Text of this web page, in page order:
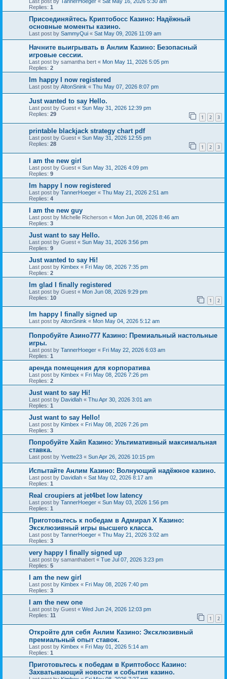
Last post by TannerHoeger « Sat May 16, 2026 5:30 am
Replies: 1
Присоединяйтесь Криптобосс Казино: Надёжный
основные моменты казино.
Last post by SammyQui « Sat May 09, 2026 11:09 am
Начните выигрывать в Анлим Казино: Безопасный
игровые сессии.
Last post by samantha bert « Mon May 11, 2026 5:05 pm
Replies: 2
Im happy I now registered
Last post by AltonSnink « Thu May 07, 2026 8:07 pm
Just wanted to say Hello.
Last post by Guest « Sun May 31, 2026 12:39 pm
Replies: 29 1 2 3
printable blackjack strategy chart pdf
Last post by Guest « Sun May 31, 2026 12:55 pm
Replies: 28 1 2 3
I am the new girl
Last post by Guest « Sun May 31, 2026 4:09 pm
Replies: 9
Im happy I now registered
Last post by TannerHoeger « Thu May 21, 2026 2:51 am
Replies: 4
I am the new guy
Last post by Michelle Richerson « Mon Jun 08, 2026 8:46 am
Replies: 3
Just want to say Hello.
Last post by Guest « Sun May 31, 2026 3:56 pm
Replies: 9
Just wanted to say Hi!
Last post by Kimbex « Fri May 08, 2026 7:35 pm
Replies: 2
Im glad I finally registered
Last post by Guest « Mon Jun 08, 2026 9:29 pm
Replies: 10 1 2
Im happy I finally signed up
Last post by AltonSnink « Mon May 04, 2026 5:12 am
Попробуйте Азино777 Казино: Премиальный настольные
игры.
Last post by TannerHoeger « Fri May 22, 2026 6:03 am
Replies: 1
аренда помещения для корпоратива
Last post by Kimbex « Fri May 08, 2026 7:26 pm
Replies: 2
Just want to say Hi!
Last post by Davidlah « Thu Apr 30, 2026 3:01 am
Replies: 1
Just want to say Hello!
Last post by Kimbex « Fri May 08, 2026 7:26 pm
Replies: 3
Попробуйте Хайп Казино: Ультимативный максимальная
ставка.
Last post by Yvette23 « Sun Apr 26, 2026 10:15 pm
Испытайте Анлим Казино: Волнующий надёжное казино.
Last post by Davidlah « Sat May 02, 2026 8:17 am
Replies: 1
Real croupiers at jet4bet low latency
Last post by TannerHoeger « Sun May 03, 2026 1:56 pm
Replies: 1
Приготовьтесь к победам в Адмирал Х Казино:
Эксклюзивный игры высшего класса.
Last post by TannerHoeger « Thu May 21, 2026 3:02 am
Replies: 3
very happy I finally signed up
Last post by samanthabert « Tue Jul 07, 2026 3:23 pm
Replies: 5
I am the new girl
Last post by Kimbex « Fri May 08, 2026 7:40 pm
Replies: 3
I am the new one
Last post by Guest « Wed Jun 24, 2026 12:03 pm
Replies: 11 1 2
Откройте для себя Анлим Казино: Эксклюзивный
премиальный опыт ставок.
Last post by Kimbex « Fri May 01, 2026 5:14 am
Replies: 1
Приготовьтесь к победам в Криптобосс Казино:
Захватывающий новости и события казино.